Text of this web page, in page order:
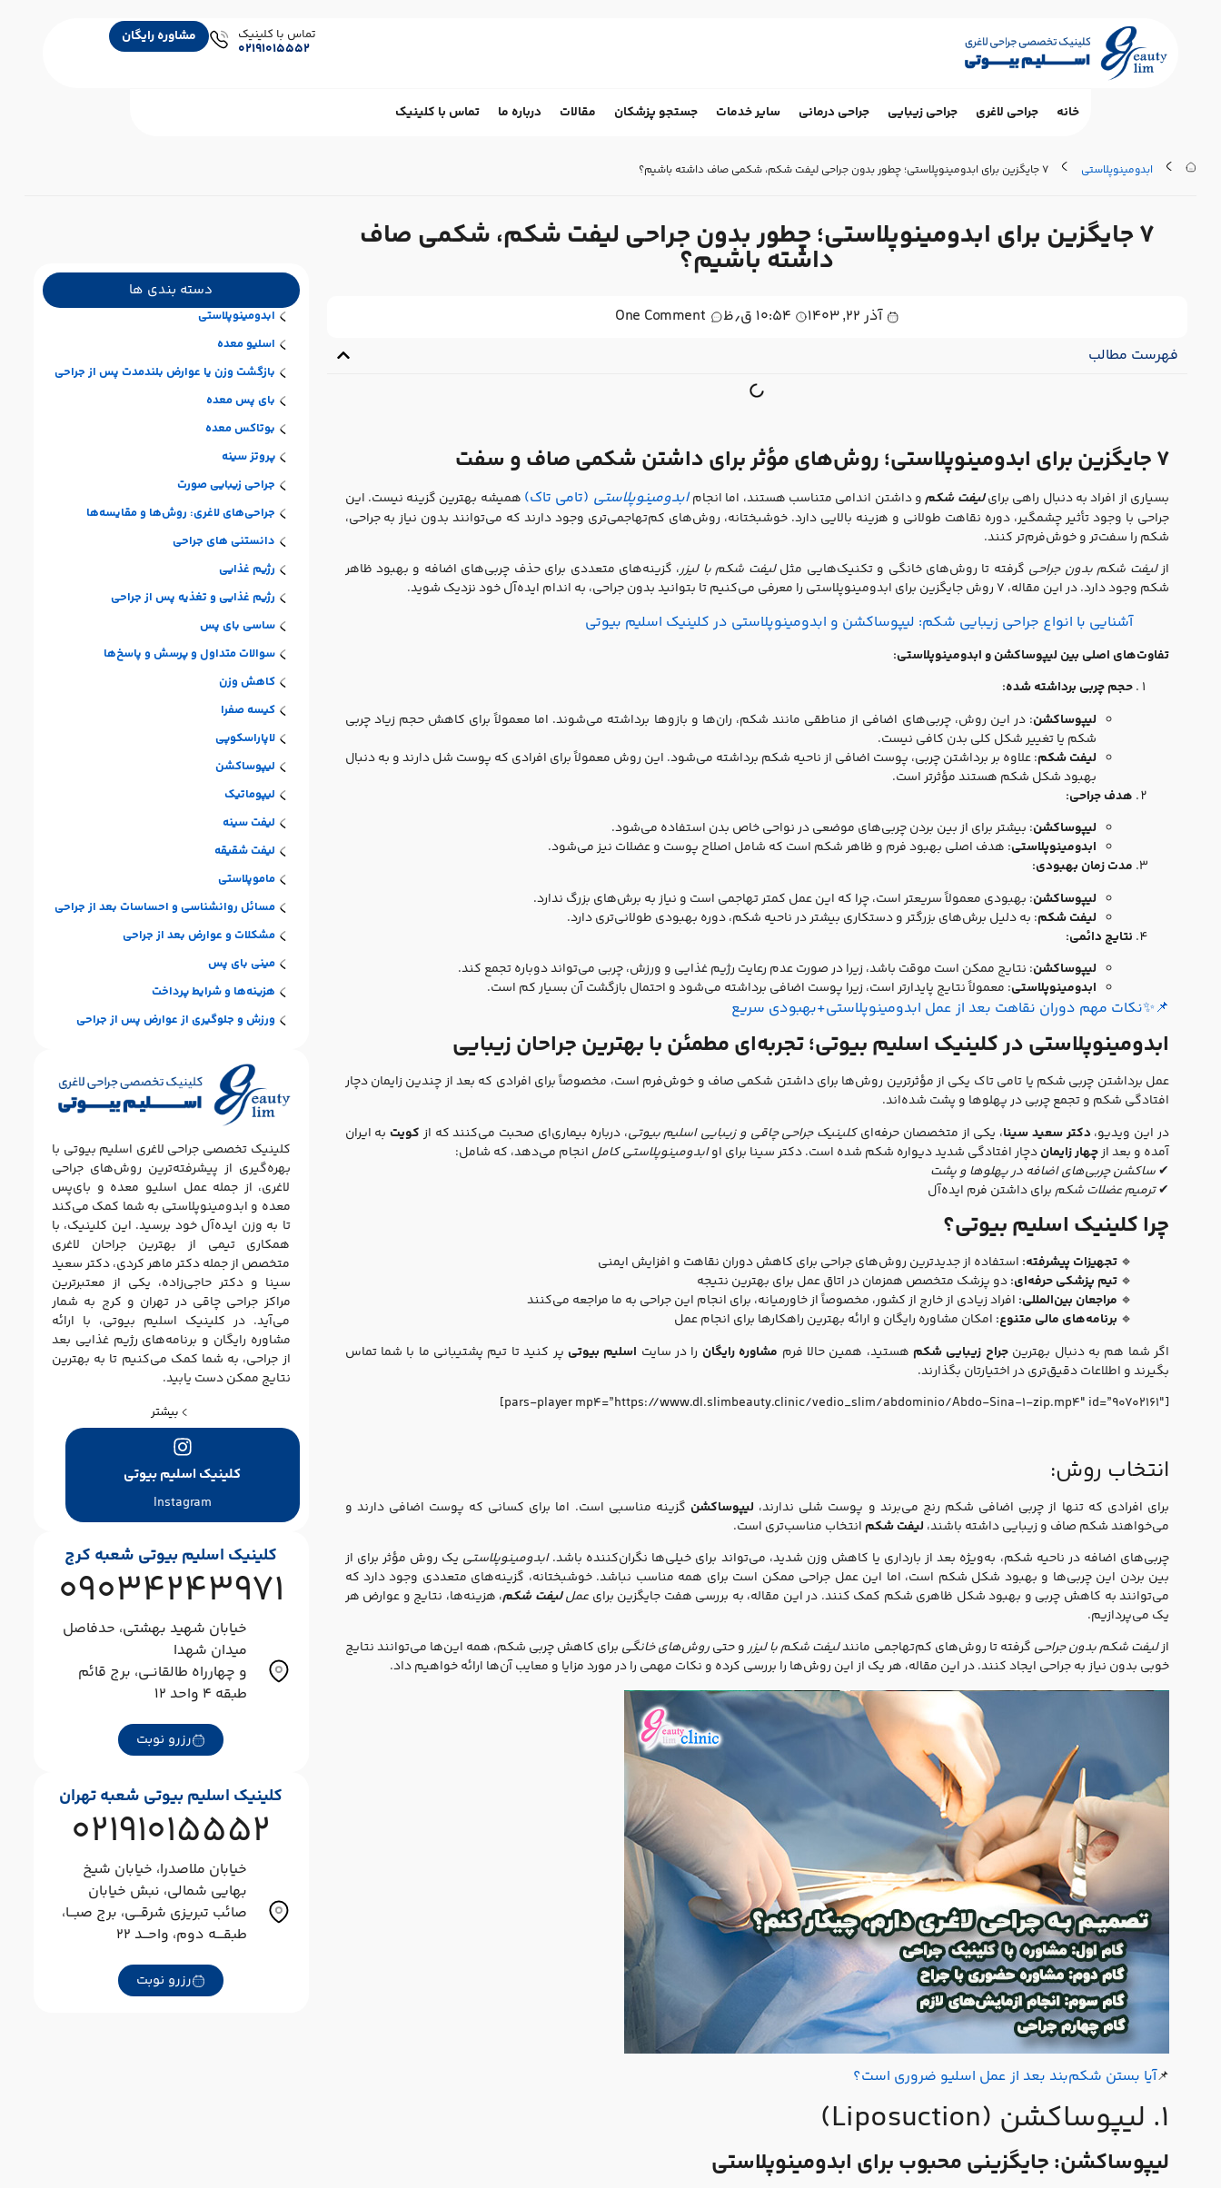
تماس با کلینیک
02191015552
مشاوره رایگان
خانه جراحی لاغری جراحی زیبایی جراحی درمانی سایر خدمات جستجو پزشکان مقالات درباره ما تماس با کلینیک
ابدومینوپلاستی ۷ جایگزین برای ابدومینوپلاستی؛ چطور بدون جراحی لیفت شکم، شکمی صاف داشته باشیم؟
۷ جایگزین برای ابدومینوپلاستی؛ چطور بدون جراحی لیفت شکم، شکمی صاف
داشته باشیم؟
آذر ۲۲, ۱۴۰۳ ۱۰:۵۴ ق٫ظ
One Comment
فهرست مطالب
۷ جایگزین برای ابدومینوپلاستی؛ روش‌های مؤثر برای داشتن شکمی صاف و سفت
بسیاری از افراد به دنبال راهی برایلیفت شکمو داشتن اندامی متناسب هستند، اما انجام ابدومینوپلاستی (تامی تاک) همیشه بهترین گزینه نیست. این
جراحی با وجود تأثیر چشمگیر، دوره نقاهت طولانی و هزینه بالایی دارد. خوشبختانه، روش‌های کم‌تهاجمی‌تری وجود دارند که می‌توانند بدون نیاز به جراحی،
شکم را سفت‌تر و خوش‌فرم‌تر کنند.
ازلیفت شکم بدون جراحی گرفته تا روش‌های خانگی و تکنیک‌هایی مثللیفت شکم با لیزر، گزینه‌های متعددی برای حذف چربی‌های اضافه و بهبود ظاهر
شکم وجود دارد. در این مقاله، ۷ روش جایگزین برای ابدومینوپلاستی را معرفی می‌کنیم تا بتوانید بدون جراحی، به اندام ایده‌آل خود نزدیک شوید.
آشنایی با انواع جراحی زیبایی شکم: لیپوساکشن و ابدومینوپلاستی در کلینیک اسلیم بیوتی
تفاوت‌های اصلی بین لیپوساکشن و ابدومینوپلاستی:
حجم چربی برداشته شده:
لیپوساکشن: در این روش، چربی‌های اضافی از مناطقی مانند شکم، ران‌ها و بازوها برداشته می‌شوند. اما معمولاً برای کاهش حجم زیاد چربی
شکم یا تغییر شکل کلی بدن کافی نیست.
لیفت شکم: علاوه بر برداشتن چربی، پوست اضافی از ناحیه شکم برداشته می‌شود. این روش معمولاً برای افرادی که پوست شل دارند و به دنبال
بهبود شکل شکم هستند مؤثرتر است.
هدف جراحی:
لیپوساکشن: بیشتر برای از بین بردن چربی‌های موضعی در نواحی خاص بدن استفاده می‌شود.
ابدومینوپلاستی: هدف اصلی بهبود فرم و ظاهر شکم است که شامل اصلاح پوست و عضلات نیز می‌شود.
مدت زمان بهبودی:
لیپوساکشن: بهبودی معمولاً سریعتر است، چرا که این عمل کمتر تهاجمی است و نیاز به برش‌های بزرگ ندارد.
لیفت شکم: به دلیل برش‌های بزرگتر و دستکاری بیشتر در ناحیه شکم، دوره بهبودی طولانی‌تری دارد.
نتایج دائمی:
لیپوساکشن: نتایج ممکن است موقت باشد، زیرا در صورت عدم رعایت رژیم غذایی و ورزش، چربی می‌تواند دوباره تجمع کند.
ابدومینوپلاستی: معمولاً نتایج پایدارتر است، زیرا پوست اضافی برداشته می‌شود و احتمال بازگشت آن بسیار کم است.
📌✨نکات مهم دوران نقاهت بعد از عمل ابدومینوپلاستی+بهبودی سریع
ابدومینوپلاستی در کلینیک اسلیم بیوتی؛ تجربه‌ای مطمئن با بهترین جراحان زیبایی
عمل برداشتن چربی شکم یا تامی تاک یکی از مؤثرترین روش‌ها برای داشتن شکمی صاف و خوش‌فرم است، مخصوصاً برای افرادی که بعد از چندین زایمان دچار
افتادگی شکم و تجمع چربی در پهلوها و پشت شده‌اند.
در این ویدیو، دکتر سعید سینا، یکی از متخصصان حرفه‌ایکلینیک جراحی چاقی و زیبایی اسلیم بیوتی، درباره بیماری‌ای صحبت می‌کنند که از کویت به ایران
آمده و بعد ازچهار زایماندچار افتادگی شدید دیواره شکم شده است. دکتر سینا برای اوابدومینوپلاستی کامل انجام می‌دهد، که شامل:
✔ساکشن چربی‌های اضافه در پهلوها و پشت
✔ترمیم عضلات شکمبرای داشتن فرم ایده‌آل
چرا کلینیک اسلیم بیوتی؟
🔹 تجهیزات پیشرفته: استفاده از جدیدترین روش‌های جراحی برای کاهش دوران نقاهت و افزایش ایمنی
🔹 تیم پزشکی حرفه‌ای:دو پزشک متخصص همزمان در اتاق عمل برای بهترین نتیجه
🔹 مراجعان بین‌المللی: افراد زیادی از خارج از کشور، مخصوصاً از خاورمیانه، برای انجام این جراحی به ما مراجعه می‌کنند
🔹 برنامه‌های مالی متنوع: امکان مشاوره رایگان و ارائه بهترین راهکارها برای انجام عمل
اگر شما هم به دنبال بهترینجراح زیبایی شکم هستید، همین حالا فرم مشاوره رایگان را در سایت اسلیم بیوتی پر کنید تا تیم پشتیبانی ما با شما تماس
بگیرند و اطلاعات دقیق‌تری در اختیارتان بگذارند.
[pars-player mp4=”https://www.dl.slimbeauty.clinic/vedio_slim/abdominio/Abdo-Sina-1-zip.mp4″ id=”90702161″]
انتخاب روش:
برای افرادی که تنها از چربی اضافی شکم رنج می‌برند و پوست شلی ندارند، لیپوساکشن گزینه مناسبی است. اما برای کسانی که پوست اضافی دارند و
می‌خواهند شکم صاف و زیبایی داشته باشند، لیفت شکم انتخاب مناسب‌تری است.
چربی‌های اضافه در ناحیه شکم، به‌ویژه بعد از بارداری یا کاهش وزن شدید، می‌تواند برای خیلی‌ها نگران‌کننده باشد.ابدومینوپلاستی یک روش مؤثر برای از
بین بردن این چربی‌ها و بهبود شکل شکم است، اما این عمل جراحی ممکن است برای همه مناسب نباشد. خوشبختانه، گزینه‌های متعددی وجود دارد که
می‌توانند به کاهش چربی و بهبود شکل ظاهری شکم کمک کنند. در این مقاله، به بررسی هفت جایگزین برای عمللیفت شکم، هزینه‌ها، نتایج و عوارض هر
یک می‌پردازیم.
ازلیفت شکم بدون جراحی گرفته تا روش‌های کم‌تهاجمی مانندلیفت شکم با لیزرو حتیروش‌های خانگی برای کاهش چربی شکم، همه این‌ها می‌توانند نتایج
خوبی بدون نیاز به جراحی ایجاد کنند. در این مقاله، هر یک از این روش‌ها را بررسی کرده و نکات مهمی را در مورد مزایا و معایب آن‌ها ارائه خواهیم داد.
📌آیا بستن شکم‌بند بعد از عمل اسلیو ضروری است؟
۱. لیپوساکشن (Liposuction)
لیپوساکشن: جایگزینی محبوب برای ابدومینوپلاستی
دسته بندی ها
ابدومینوپلاستی
اسلیو معده
بازگشت وزن یا عوارض بلندمدت پس از جراحی
بای پس معده
بوتاکس معده
پروتز سینه
جراحی زیبایی صورت
جراحی‌های لاغری: روش‌ها و مقایسه‌ها
دانستنی های جراحی
رژیم غذایی
رژیم غذایی و تغذیه پس از جراحی
ساسی بای پس
سوالات متداول و پرسش و پاسخ‌ها
کاهش وزن
کیسه صفرا
لاپاراسکوپی
لیپوساکشن
لیپوماتیک
لیفت سینه
لیفت شقیقه
ماموپلاستی
مسائل روانشناسی و احساسات بعد از جراحی
مشکلات و عوارض بعد از جراحی
مینی بای پس
هزینه‌ها و شرایط پرداخت
ورزش و جلوگیری از عوارض پس از جراحی
کلینیک تخصصی جراحی لاغری اسلیم بیوتی با
بهره‌گیری از پیشرفته‌ترین روش‌های جراحی
لاغری، از جمله عمل اسلیو معده و بای‌پس
معده و ابدومینوپلاستی به شما کمک می‌کند
تا به وزن ایده‌آل خود برسید. این کلینیک، با
همکاری تیمی از بهترین جراحان لاغری
متخصص از جمله دکتر ماهر کردی، دکتر سعید
سینا و دکتر حاجی‌زاده، یکی از معتبرترین
مراکز جراحی چاقی در تهران و کرج به شمار
می‌آید. در کلینیک اسلیم بیوتی، با ارائه
مشاوره رایگان و برنامه‌های رژیم غذایی بعد
از جراحی، به شما کمک می‌کنیم تا به بهترین
نتایج ممکن دست یابید.
بیشتر
کلینیک اسلیم بیوتی
Instagram
کلینیک اسلیم بیوتی شعبه کرج
09034243971
خیابان شهید بهشتی، حدفاصل
میدان شهدا
و چهارراه طالقانــی، برج قائم
طبقه ۴ واحد ۱۲
رزرو نوبت
کلینیک اسلیم بیوتی شعبه تهران
02191015552
خیابان ملاصدرا، خیابان شیخ
بهایی شمالی، نبش خیابان
صائب تبریزی شرقـــی، برج صبـــا،
طبقــــه دوم، واحـــد ۲۲
رزرو نوبت